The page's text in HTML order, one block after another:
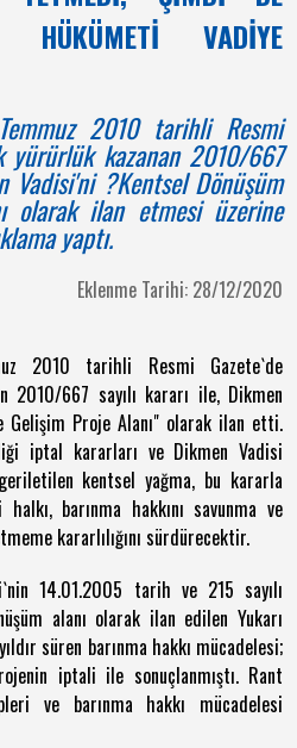
HÜKÜMETİ VADİYE
2010 tarihli Resmi
yürürlük kazanan 2010/667
Vadisi'ni ?Kentsel Dönüşüm
olarak ilan etmesi üzerine
yaptı.
Eklenme Tarihi: 28/12/2020
2010 tarihli Resmi Gazete`de
2010/667 sayılı kararı ile, Dikmen
Gelişim Proje Alanı" olarak ilan etti.
iptal kararları ve Dikmen Vadisi
kentsel yağma, bu kararla
barınma hakkını savunma ve
kararlılığını sürdürecektir.
14.01.2005 tarih ve 215 sayılı
alanı olarak ilan edilen Yukarı
süren barınma hakkı mücadelesi;
iptali ile sonuçlanmıştı. Rant
ve barınma hakkı mücadelesi